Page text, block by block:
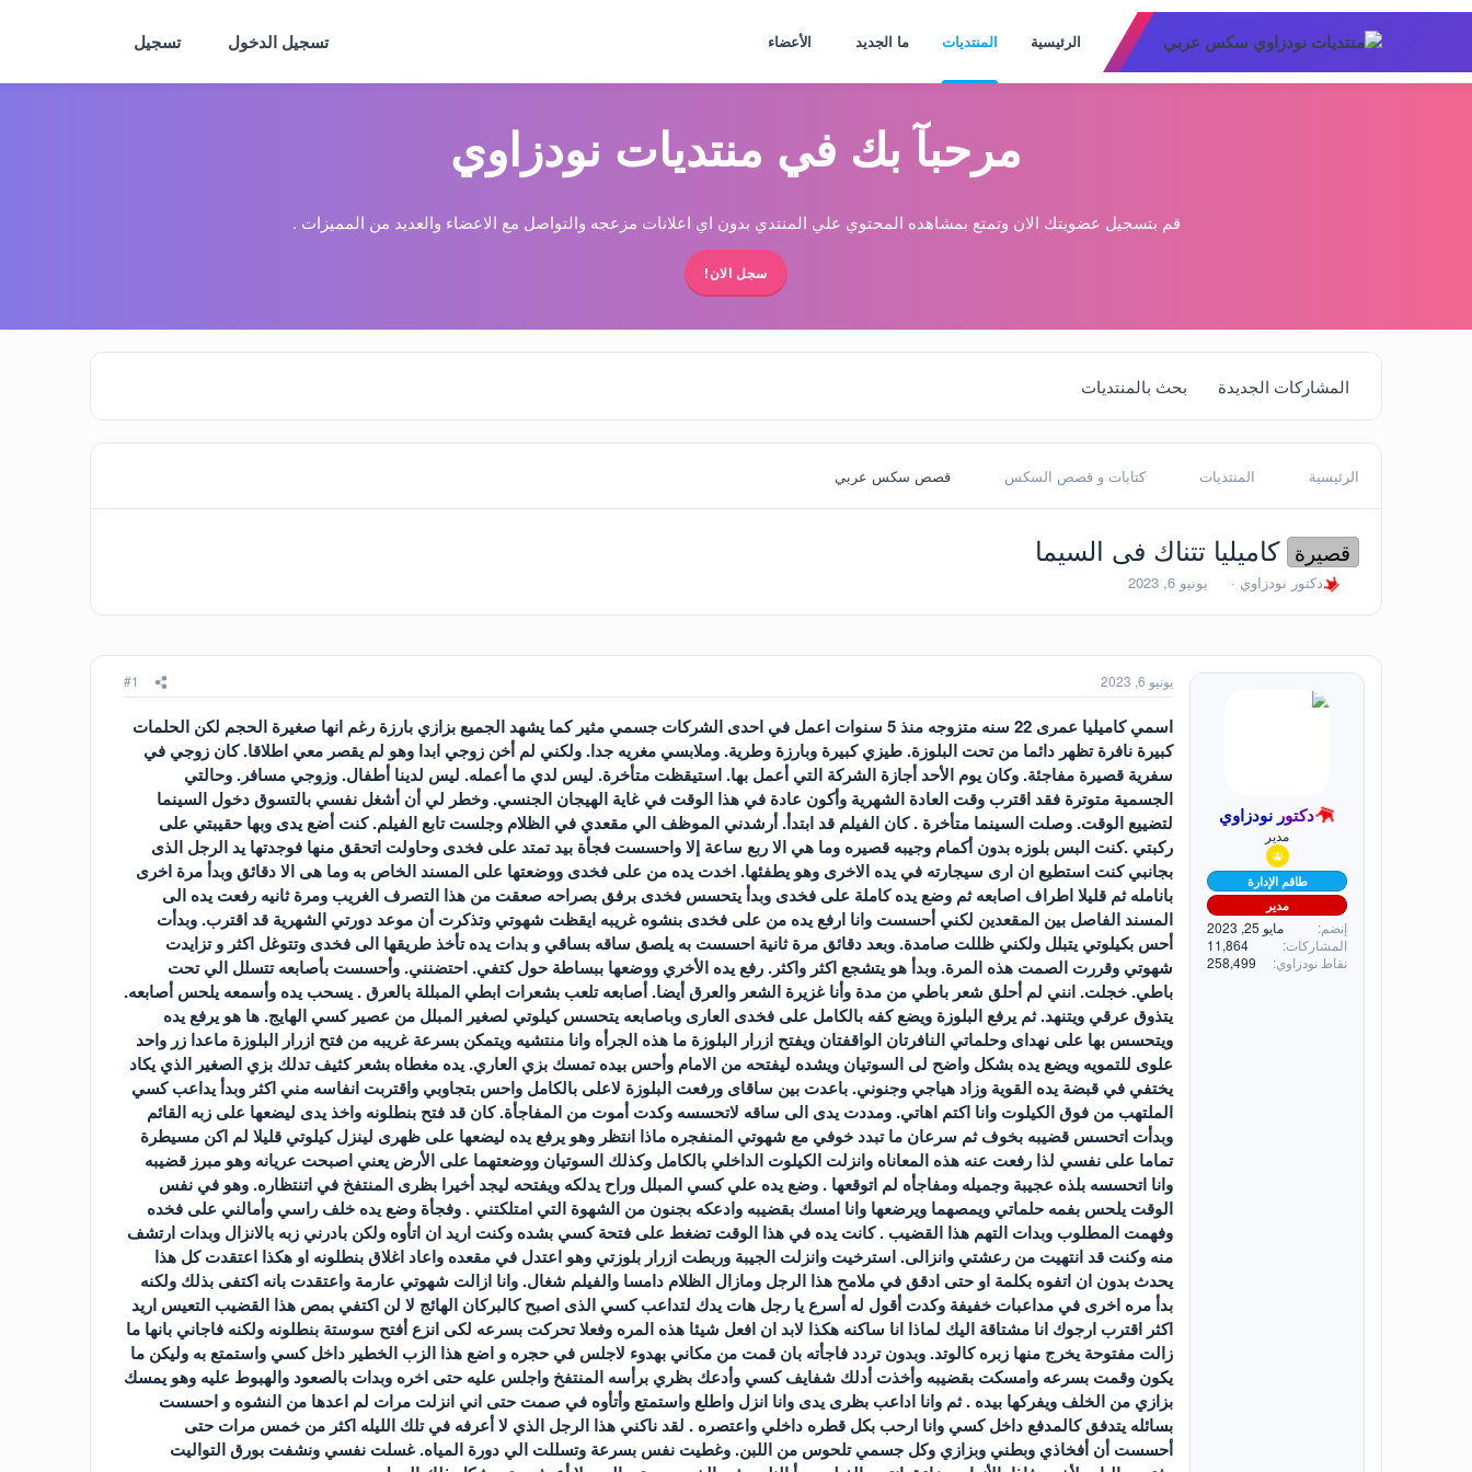
الرئيسية المنتديات ما الجديد الأعضاء تسجيل الدخول تسجيل
مرحبآ بك في منتديات نودزاوي
قم بتسجيل عضويتك الان وتمتع بمشاهده المحتوي علي المنتدي بدون اي اعلانات مزعجه والتواصل مع الاعضاء والعديد من المميزات .
سجل الان!
المشاركات الجديدة بحث بالمنتديات
الرئيسية المنتديات كتابات و قصص السكس قصص سكس عربي
قصيرة كاميليا تتناك فى السيما
ب
د
ا
ل
دكتور نودزاوي
ت
ر
خ
ا
يونيو 6, 2023
دكتور نودزاوي
مدير
طاقم الإدارة
مدير
إنضم
مايو 25, 2023
المشاركات
11,864
نقاط نودزاوي
258,499
يونيو 6, 2023 #1
اسمي كاميليا عمرى 22 سنه متزوجه منذ 5 سنوات اعمل في احدى الشركات جسمي مثير كما يشهد الجميع بزازي بارزة رغم انها صغيرة الحجم لكن الحلمات
كبيرة نافرة تظهر دائما من تحت البلوزة. طيزي كبيرة وبارزة وطرية. وملابسي مغريه جدا. ولكني لم أخن زوجي ابدا وهو لم يقصر معي اطلاقا. كان زوجي في
سفرية قصيرة مفاجئة. وكان يوم الأحد أجازة الشركة التي أعمل بها. استيقظت متأخرة. ليس لدي ما أعمله. ليس لدينا أطفال. وزوجي مسافر. وحالتي
الجسمية متوترة فقد اقترب وقت العادة الشهرية وأكون عادة في هذا الوقت في غاية الهيجان الجنسي. وخطر لي أن أشغل نفسي بالتسوق دخول السينما
لتضييع الوقت. وصلت السينما متأخرة . كان الفيلم قد ابتدأ. أرشدني الموظف الي مقعدي في الظلام وجلست تابع الفيلم. كنت أضع يدى وبها حقيبتي على
ركبتي .كنت البس بلوزه بدون أكمام وجيبه قصيره وما هي الا ربع ساعة إلا واحسست فجأة بيد تمتد على فخدى وحاولت اتحقق منها فوجدتها يد الرجل الذى
بجانبي كنت استطيع ان ارى سيجارته في يده الاخرى وهو يطفئها. اخدت يده من على فخدى ووضعتها على المسند الخاص به وما هى الا دقائق وبدأ مرة اخرى
بانامله ثم قليلا اطراف اصابعه ثم وضع يده كاملة على فخدى وبدأ يتحسس فخدى برفق بصراحه صعقت من هذا التصرف الغريب ومرة ثانيه رفعت يده الى
المسند الفاصل بين المقعدين لكني أحسست وانا ارفع يده من على فخدى بنشوه غريبه ايقظت شهوتي وتذكرت أن موعد دورتي الشهرية قد اقترب. وبدأت
أحس بكيلوتي يتبلل ولكني ظللت صامدة. وبعد دقائق مرة ثانية احسست به يلصق ساقه بساقي و بدات يده تأخذ طريقها الى فخدى وتتوغل اكثر و تزايدت
شهوتي وقررت الصمت هذه المرة. وبدأ هو يتشجع اكثر واكثر. رفع يده الأخري ووضعها ببساطة حول كتفي. احتضنني. وأحسست بأصابعه تتسلل الي تحت
باطي. خجلت. انني لم أحلق شعر باطي من مدة وأنا غزيرة الشعر والعرق أيضا. أصابعه تلعب بشعرات ابطي المبللة بالعرق . يسحب يده وأسمعه يلحس أصابعه.
يتذوق عرقي ويتنهد. ثم يرفع البلوزة ويضع كفه بالكامل على فخدى العارى وباصابعه يتحسس كيلوتي لصغير المبلل من عصير كسي الهايج. ها هو يرفع يده
ويتحسس بها على نهداى وحلماتي النافرتان الواقفتان ويفتح ازرار البلوزة ما هذه الجرأه وانا منتشيه ويتمكن بسرعة غريبه من فتح ازرار البلوزة ماعدا زر واحد
علوى للتمويه ويضع يده بشكل واضح لى السوتيان ويشده ليفتحه من الامام وأحس بيده تمسك بزي العاري. يده مغطاه بشعر كثيف تدلك بزي الصغير الذي يكاد
يختفي في قبضة يده القوية وزاد هياجي وجنوني. باعدت بين ساقاى ورفعت البلوزة لاعلى بالكامل واحس بتجاوبي واقتربت انفاسه مني اكثر وبدأ يداعب كسي
الملتهب من فوق الكيلوت وانا اكتم اهاتي. ومددت يدى الى ساقه لاتحسسه وكدت أموت من المفاجأة. كان قد فتح بنطلونه واخذ يدى ليضعها على زبه القائم
وبدأت اتحسس قضيبه بخوف ثم سرعان ما تبدد خوفي مع شهوتي المنفجره ماذا انتظر وهو يرفع يده ليضعها على ظهرى لينزل كيلوتي قليلا لم اكن مسيطرة
تماما على نفسي لذا رفعت عنه هذه المعاناه وانزلت الكيلوت الداخلي بالكامل وكذلك السوتيان ووضعتهما على الأرض يعني اصبحت عريانه وهو مبرز قضيبه
وانا اتحسسه بلذه عجيبة وجميله ومفاجأه لم اتوقعها . وضع يده علي كسي المبلل وراح يدلكه ويفتحه ليجد أخيرا بظرى المنتفخ في اتنتظاره. وهو في نفس
الوقت يلحس بفمه حلماتي ويمصهما ويرضعها وانا امسك بقضيبه وادعكه بجنون من الشهوة التي امتلكتني . وفجأة وضع يده خلف راسي وأمالني على فخده
وفهمت المطلوب وبدات التهم هذا القضيب . كانت يده في هذا الوقت تضغط على فتحة كسي بشده وكنت اريد ان اتأوه ولكن بادرني زبه بالانزال وبدات ارتشف
منه وكنت قد انتهيت من رعشتي وانزالى. استرخيت وانزلت الجيبة وربطت ازرار بلوزتي وهو اعتدل في مقعده واعاد اغلاق بنطلونه او هكذا اعتقدت كل هذا
يحدث بدون ان اتفوه بكلمة او حتى ادقق في ملامح هذا الرجل ومازال الظلام دامسا والفيلم شغال. وانا ازالت شهوتي عارمة واعتقدت بانه اكتفى بذلك ولكنه
بدأ مره اخرى في مداعبات خفيفة وكدت أقول له أسرع يا رجل هات يدك لتداعب كسي الذى اصبح كالبركان الهائج لا لن اكتفي بمص هذا القضيب التعيس اريد
اكثر اقترب ارجوك انا مشتاقة اليك لماذا انا ساكنه هكذا لابد ان افعل شيئا هذه المره وفعلا تحركت بسرعه لكى انزع أفتح سوستة بنطلونه ولكنه فاجاني بانها ما
زالت مفتوحة يخرج منها زبره كالوتد. وبدون تردد فاجأته بان قمت من مكاني بهدوء لاجلس في حجره و اضع هذا الزب الخطير داخل كسي واستمتع به وليكن ما
يكون وقمت بسرعه وامسكت بقضيبه وأخذت أدلك شفايف كسي وأدعك بظري برأسه المنتفخ واجلس عليه حتى اخره وبدات بالصعود والهبوط عليه وهو يمسك
بزازي من الخلف ويفركها بيده . ثم وانا اداعب بظرى يدى وانا انزل واطلع واستمتع وأتأوه في صمت حتى اني انزلت مرات لم اعدها من النشوه و احسست
بسائله يتدفق كالمدفع داخل كسي وانا ارحب بكل قطره داخلي واعتصره . لقد ناكني هذا الرجل الذي لا أعرفه في تلك الليله اكثر من خمس مرات حتى
أحسست أن أفخاذي وبطني وبزازي وكل جسمي تلحوس من اللبن. وغطيت نفس بسرعة وتسللت الي دورة المياه. غسلت نفسي ونشفت بورق التواليت